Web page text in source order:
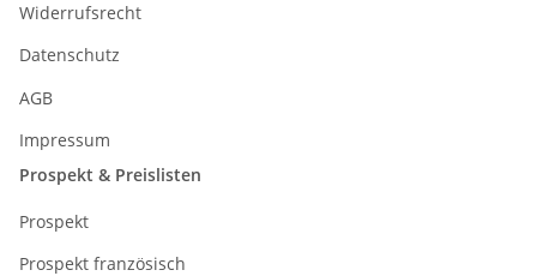
Widerrufsrecht
Datenschutz
AGB
Impressum
Prospekt & Preislisten
Prospekt
Prospekt französisch